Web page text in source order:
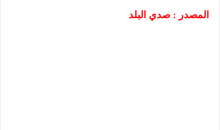
المصدر : صدي البلد